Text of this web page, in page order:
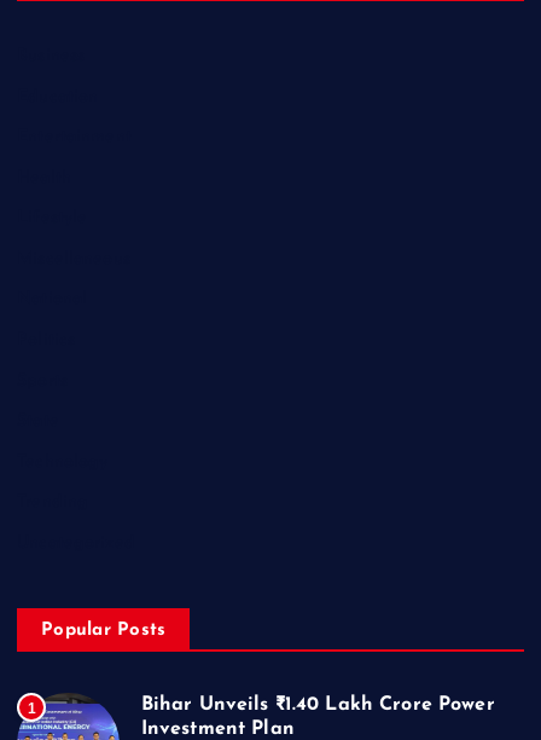
Popular Posts
1
Bihar Unveils ₹1.40 Lakh Crore Power
Investment Plan